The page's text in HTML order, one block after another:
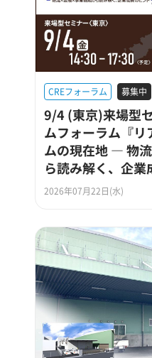
CREフォーラム 募集中
9/4 (東京)来場型
ムフォーラム『リ
ムの現在地 ― 物
ら読み解く、企業
2026年07月22日(水)